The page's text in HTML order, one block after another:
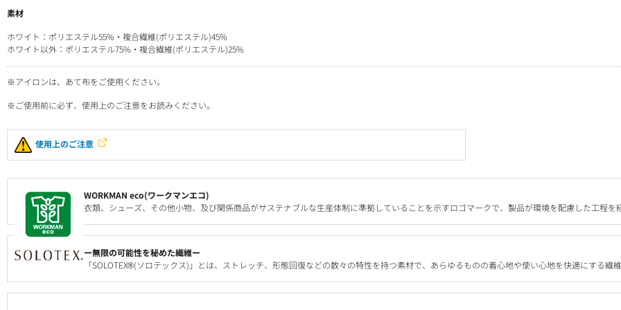
素材
ホワイト：ポリエステル55%・複合繊維(ポリエステル)45%
ホワイト以外：ポリエステル75%・複合繊維(ポリエステル)25%
※アイロンは、あて布をご使用ください。
※ご使用前に必ず、使用上のご注意をお読みください。
使用上のご注意
WORKMAN eco(ワークマンエコ)
衣類、シューズ、その他小物、及び関係商品がサステナブルな生産体制に準拠していることを示すロゴマークで、製品が環境を配慮した工程を
ー無限の可能性を秘めた繊維ー
「SOLOTEX®(ソロテックス)」とは、ストレッチ、形態回復などの数々の特性を持つ素材で、あらゆるものの着心地や使い心地を快適にする繊維